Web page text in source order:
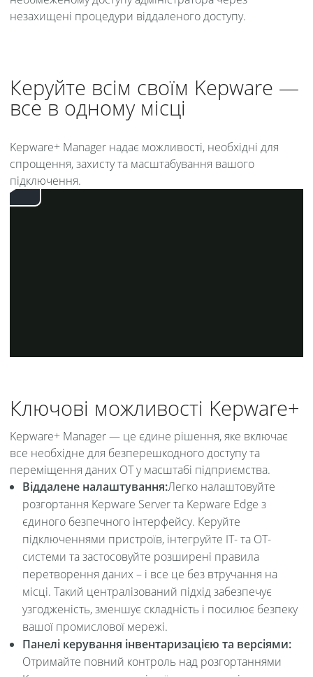
незахищені процедури віддаленого доступу.
Керуйте всім своїм Kepware —
все в одному місці
Kepware+ Manager надає можливості, необхідні для
спрощення, захисту та масштабування вашого
підключення.
Ключові можливості Kepware+
Kepware+ Manager — це єдине рішення, яке включає
все необхідне для безперешкодного доступу та
переміщення даних OT у масштабі підприємства.
Віддалене налаштування:Легко налаштовуйте
розгортання Kepware Server та Kepware Edge з
єдиного безпечного інтерфейсу. Керуйте
підключеннями пристроїв, інтегруйте ІТ- та ОТ-
системи та застосовуйте розширені правила
перетворення даних – і все це без втручання на
місці. Такий централізований підхід забезпечує
узгодженість, зменшує складність і посилює безпеку
вашої промислової мережі.
Панелі керування інвентаризацією та версіями:
Отримайте повний контроль над розгортаннями